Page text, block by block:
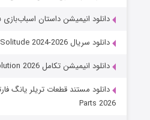
دانلود انیمیشن داستان اسباب‌بازی ۵ Toy Story 5 (2026)
دانلود سریال One Hundred Years of Solitude 2024-2026
دانلود انیمیشن تکامل Evolution 2026
Parts 2026